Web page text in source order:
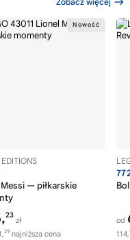
EDITIONS
— piłkarskie
23
zł
29 najniższa cena
od
114,